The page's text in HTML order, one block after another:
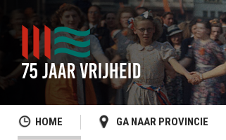
HOME GA NAAR PROVINCIE